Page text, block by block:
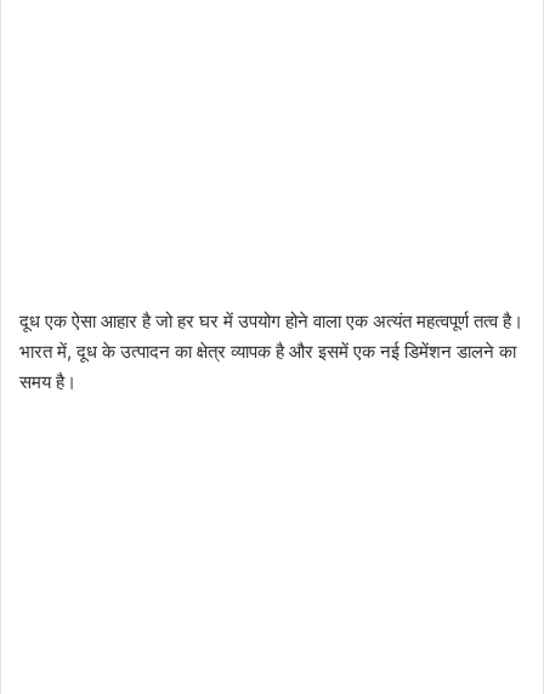
दूध एक ऐसा आहार है जो हर घर में उपयोग होने वाला एक अत्यंत महत्वपूर्ण तत्व है।
भारत में, दूध के उत्पादन का क्षेत्र व्यापक है और इसमें एक नई डिमेंशन डालने का
समय है।